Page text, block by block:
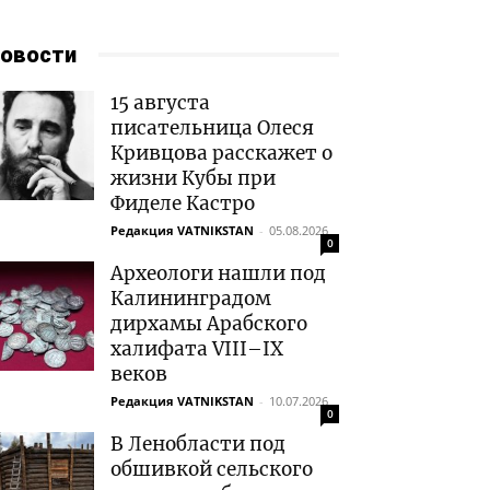
15 августа
писательница Олеся
Кривцова расскажет о
жизни Кубы при
Фиделе Кастро
Редакция VATNIKSTAN - 05.08.2026
0
Археологи нашли под
Калининградом
дирхамы Арабского
халифата VIII–IX
веков
Редакция VATNIKSTAN - 10.07.2026
0
В Ленобласти под
обшивкой сельского